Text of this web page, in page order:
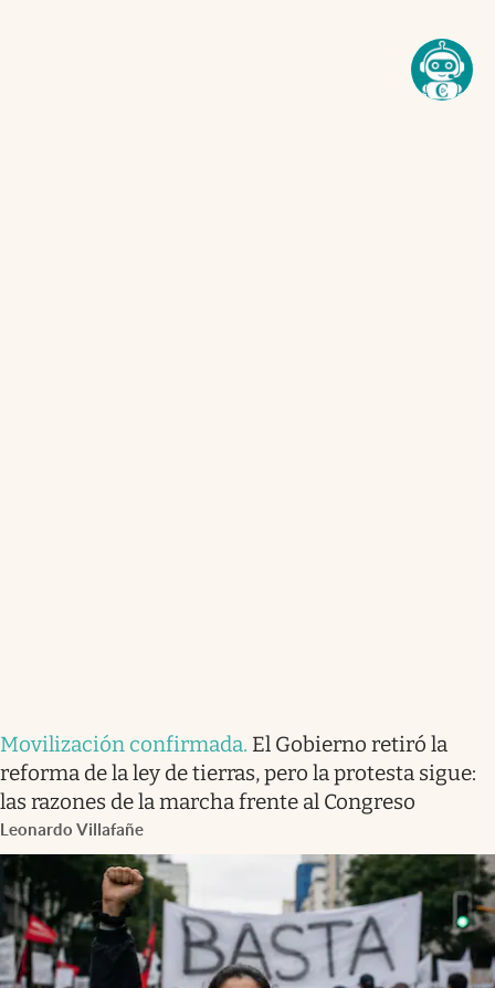
Movilización confirmada. El Gobierno retiró la
reforma de la ley de tierras, pero la protesta sigue:
las razones de la marcha frente al Congreso
Leonardo Villafañe